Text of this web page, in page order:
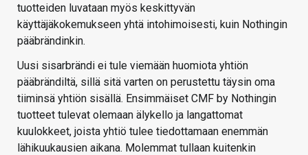
tuotteiden luvataan myös keskittyvän
käyttäjäkokemukseen yhtä intohimoisesti, kuin Nothingin
pääbrändinkin.
Uusi sisarbrändi ei tule viemään huomiota yhtiön
pääbrändiltä, sillä sitä varten on perustettu täysin oma
tiiminsä yhtiön sisällä. Ensimmäiset CMF by Nothingin
tuotteet tulevat olemaan älykello ja langattomat
kuulokkeet, joista yhtiö tulee tiedottamaan enemmän
lähikuukausien aikana. Molemmat tullaan kuitenkin